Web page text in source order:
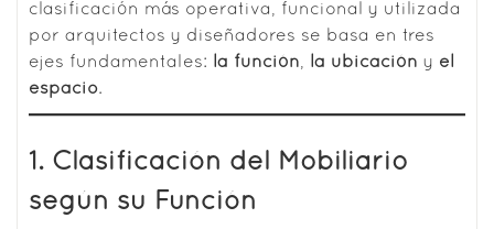
clasificación más operativa, funcional y utilizada
por arquitectos y diseñadores se basa en tres
ejes fundamentales:
la función la ubicación y el
espacio.
1. Clasificación del Mobiliario
según su Función